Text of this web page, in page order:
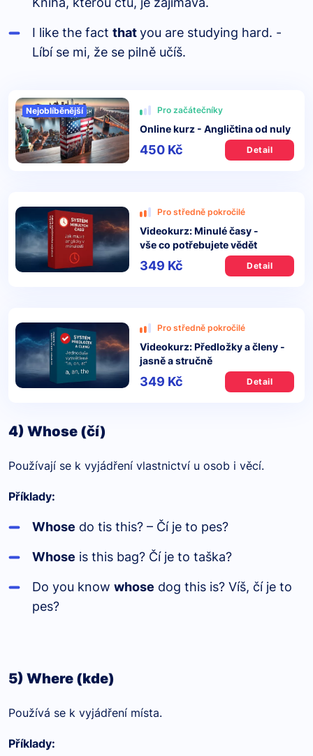
I like the fact thatyou are studying hard. -
Líbí se mi, že se pilně učíš.
Nejoblíběnější Pro začátečníky
Online kurz - Angličtina od nuly
450 Kč Detail
Pro středně pokročilé
Videokurz: Minulé časy -
vše co potřebujete vědět
349 Kč Detail
Pro středně pokročilé
Videokurz: Předložky a členy -
jasně a stručně
349 Kč Detail
4) Whose (čí)
Používají se k vyjádření vlastnictví u osob i věcí.
Příklady:
Whose do tis this? – Čí je to pes?
Whose is this bag? Čí je to taška?
Do you know whose dog this is? Víš, čí je to
pes?
5) Where (kde)
Používá se k vyjádření místa.
Příklady: